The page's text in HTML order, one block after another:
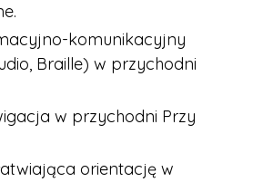
komunikacyjny
Braille) w przychodni
w przychodni Przy
orientację w